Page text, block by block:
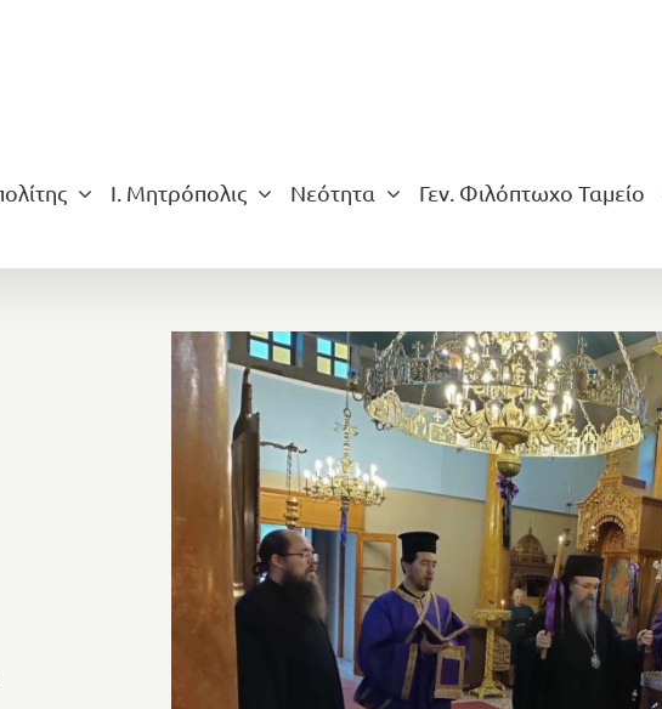
Ι. Μητρόπολις Νεότητα Γεν. Φιλόπτωχο Ταμείο